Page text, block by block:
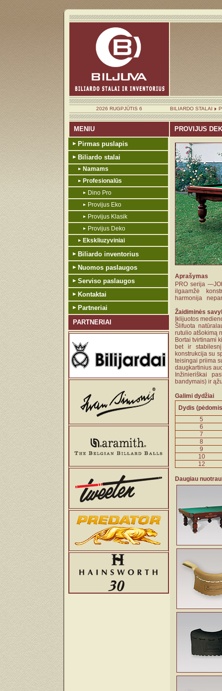
2026 RUGPJŪTIS 6 BILIARDO STALAI
MENIU
PROVIJUS
Pirmas puslapis
Biliardo stalai
Namams
Profesionalūs
Dino Pro
Provijus Eko
Provijus Klasik
Provijus Deko
Ekskliuzyviniai
Biliardo inventorius
Nuomos paslaugos
Serviso paslaugos
Kontaktai
Partneriai
PARTNERIAI
Aprašymas
PRO serija
ilgaamžė
harmonija
Žaidiminės
Įklijuotos
Šlifuota
rutulio atšokimą
Bortai tvirtinami
bet ir
konstrukcija su
teisingai priima
daugkartinius
Inžinieriškai
bandymais) ir
Galimi dydžiai
Dydis
5
6
7
8
9
10
12
Daugiau